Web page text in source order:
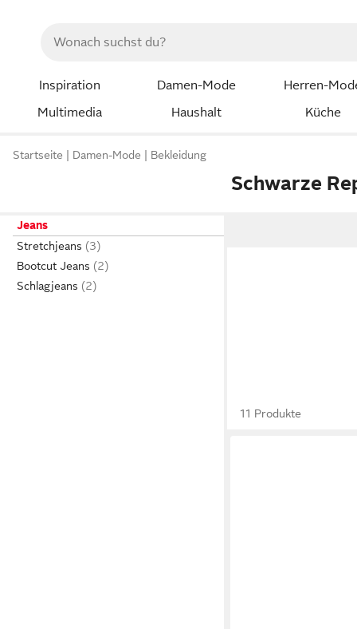
Inspiration Damen-Mode
Herren-
Multimedia
Haushalt Küche
Startseite Damen-Mode Bekleidung
Schwarze
Jeans
Stretchjeans
Bootcut Jeans
Schlagjeans
11 Produkte